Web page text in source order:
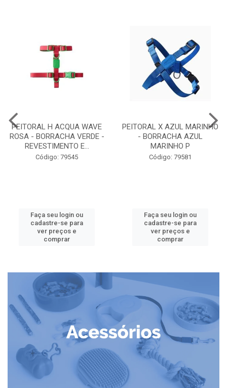
PEITORAL H ACQUA WAVE
ROSA - BORRACHA VERDE -
REVESTIMENTO E...
Código: 79545
Faça seu login ou
cadastre-se para
ver preços e
comprar
PEITORAL X AZUL MARINHO
- BORRACHA AZUL
MARINHO P
Código: 79581
Faça seu login ou
cadastre-se para
ver preços e
comprar